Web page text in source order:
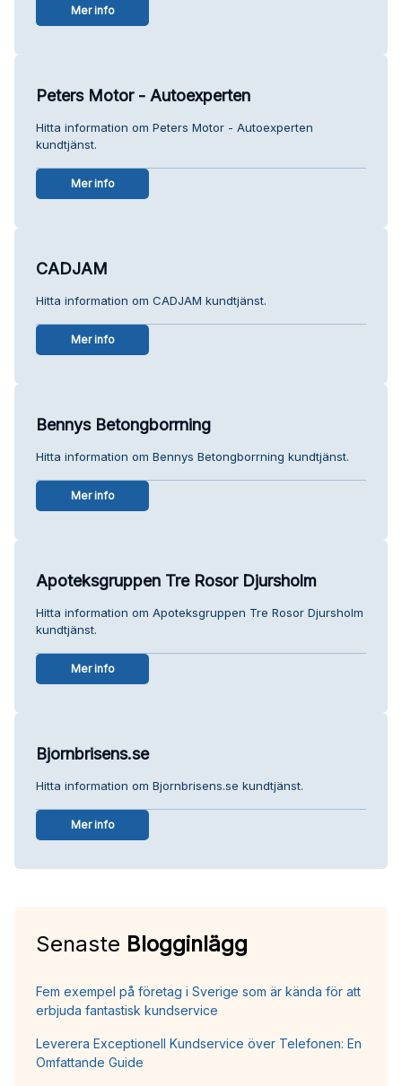
Mer info
Peters Motor - Autoexperten
Hitta information om Peters Motor - Autoexperten
kundtjänst.
Mer info
CADJAM
Hitta information om CADJAM kundtjänst.
Mer info
Bennys Betongborrning
Hitta information om Bennys Betongborrning kundtjänst.
Mer info
Apoteksgruppen Tre Rosor Djursholm
Hitta information om Apoteksgruppen Tre Rosor Djursholm
kundtjänst.
Mer info
Bjornbrisens.se
Hitta information om Bjornbrisens.se kundtjänst.
Mer info
Senaste Blogginlägg
Fem exempel på företag i Sverige som är kända för att
erbjuda fantastisk kundservice
Leverera Exceptionell Kundservice över Telefonen: En
Omfattande Guide